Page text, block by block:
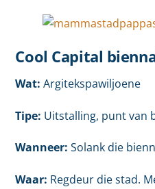
Cool Capital
Wat: Argitekspawiljoene
Tipe: Uitstalling, punt van
Wanneer: Solank die
Waar: Regdeur die stad.